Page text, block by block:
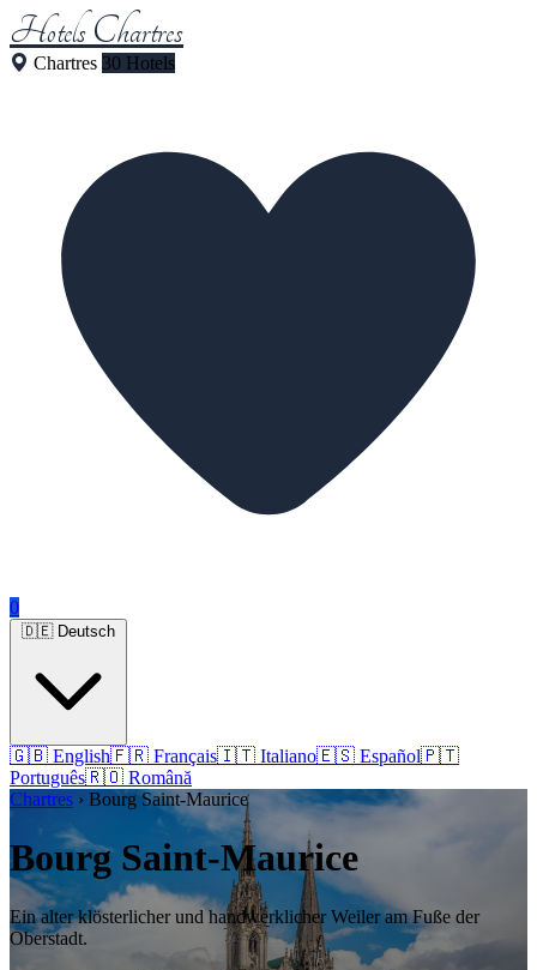
Hotels Chartres
Chartres 30 Hotels
0
🇬🇧 English🇫🇷 Français🇮🇹 Italiano🇪🇸 Español🇵🇹
Português🇷🇴 Română
Chartres › Bourg Saint-Maurice
Bourg Saint-Maurice
Ein alter klösterlicher und handwerklicher Weiler am Fuße der
Oberstadt.